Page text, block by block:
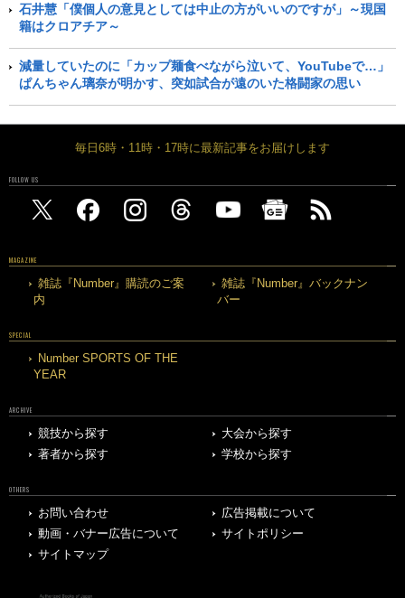
石井慧「僕個人の意見としては中止の方がいいのですが」～現国
籍はクロアチア～
減量していたのに「カップ麺食べながら泣いて、YouTubeで…」
ぱんちゃん璃奈が明かす、突如試合が遠のいた格闘家の思い
毎日6時・11時・17時に最新記事をお届けします
FOLLOW US
MAGAZINE
雑誌『Number』購読のご案
内
雑誌『Number』バックナン
バー
SPECIAL
Number SPORTS OF THE
YEAR
ARCHIVE
競技から探す
大会から探す
著者から探す
学校から探す
OTHERS
お問い合わせ
広告掲載について
動画・バナー広告について
サイトポリシー
サイトマップ